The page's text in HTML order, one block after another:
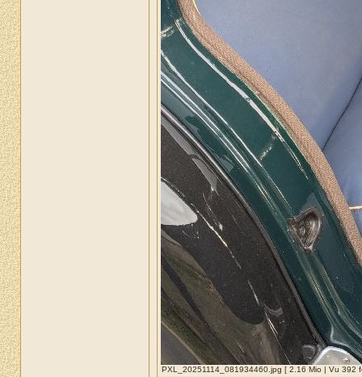
PXL_20251114_081934460.jpg [ 2.16 Mio | Vu 392